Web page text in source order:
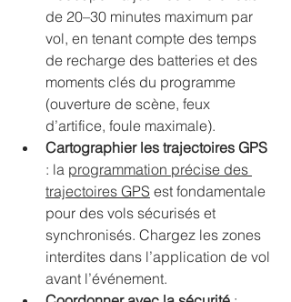
de 20–30 minutes maximum par
vol, en tenant compte des temps
de recharge des batteries et des
moments clés du programme
(ouverture de scène, feux
d’artifice, foule maximale).
Cartographier les trajectoires GPS
: la programmation précise des
trajectoires GPS est fondamentale
pour des vols sécurisés et
synchronisés. Chargez les zones
interdites dans l’application de vol
avant l’événement.